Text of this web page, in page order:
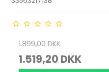
1.899,00 DKK
1.519,20 DKK